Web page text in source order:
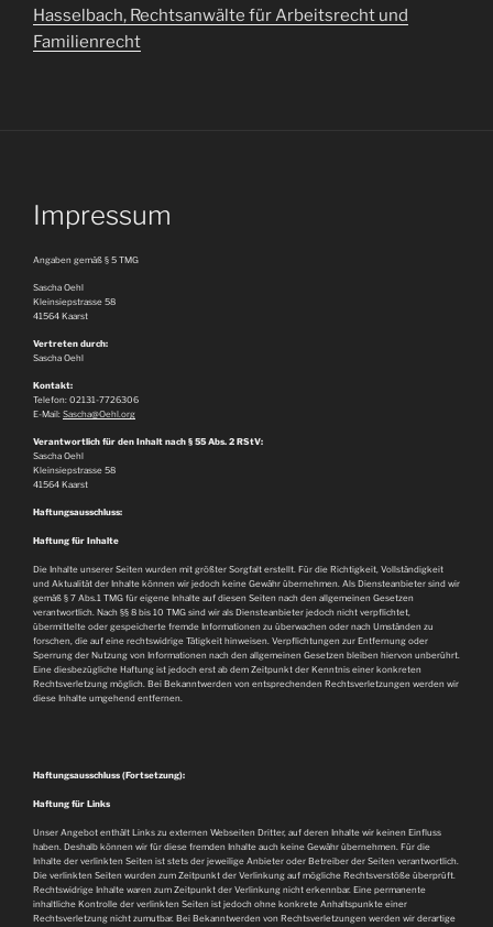
Hasselbach, Rechtsanwälte für Arbeitsrecht und
Familienrecht
Impressum
Angaben gemäß § 5 TMG
Sascha Oehl
Kleinsiepstrasse 58
41564 Kaarst
Vertreten durch:
Sascha Oehl
Kontakt:
Telefon: 02131-7726306
E-Mail: Sascha@Oehl.org
Verantwortlich für den Inhalt nach § 55 Abs. 2 RStV:
Sascha Oehl
Kleinsiepstrasse 58
41564 Kaarst
Haftungsausschluss:
Haftung für Inhalte
Die Inhalte unserer Seiten wurden mit größter Sorgfalt erstellt. Für die Richtigkeit, Vollständigkeit
und Aktualität der Inhalte können wir jedoch keine Gewähr übernehmen. Als Diensteanbieter sind wir
gemäß § 7 Abs.1 TMG für eigene Inhalte auf diesen Seiten nach den allgemeinen Gesetzen
verantwortlich. Nach §§ 8 bis 10 TMG sind wir als Diensteanbieter jedoch nicht verpflichtet,
übermittelte oder gespeicherte fremde Informationen zu überwachen oder nach Umständen zu
forschen, die auf eine rechtswidrige Tätigkeit hinweisen. Verpflichtungen zur Entfernung oder
Sperrung der Nutzung von Informationen nach den allgemeinen Gesetzen bleiben hiervon unberührt.
Eine diesbezügliche Haftung ist jedoch erst ab dem Zeitpunkt der Kenntnis einer konkreten
Rechtsverletzung möglich. Bei Bekanntwerden von entsprechenden Rechtsverletzungen werden wir
diese Inhalte umgehend entfernen.
Haftungsausschluss (Fortsetzung):
Haftung für Links
Unser Angebot enthält Links zu externen Webseiten Dritter, auf deren Inhalte wir keinen Einfluss
haben. Deshalb können wir für diese fremden Inhalte auch keine Gewähr übernehmen. Für die
Inhalte der verlinkten Seiten ist stets der jeweilige Anbieter oder Betreiber der Seiten verantwortlich.
Die verlinkten Seiten wurden zum Zeitpunkt der Verlinkung auf mögliche Rechtsverstöße überprüft.
Rechtswidrige Inhalte waren zum Zeitpunkt der Verlinkung nicht erkennbar. Eine permanente
inhaltliche Kontrolle der verlinkten Seiten ist jedoch ohne konkrete Anhaltspunkte einer
Rechtsverletzung nicht zumutbar. Bei Bekanntwerden von Rechtsverletzungen werden wir derartige